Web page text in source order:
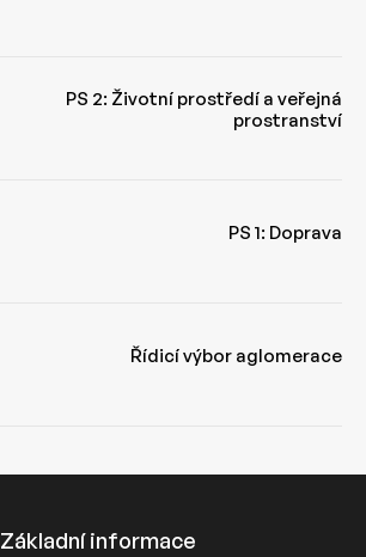
PS 2: Životní prostředí a veřejná
prostranství
PS 1: Doprava
Řídicí výbor aglomerace
Základní informace